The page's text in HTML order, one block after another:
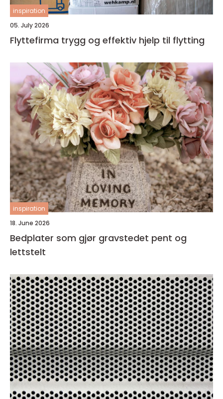
inspiration
05. July 2026
Flyttefirma trygg og effektiv hjelp til flytting
inspiration
18. June 2026
Bedplater som gjør gravstedet pent og
lettstelt